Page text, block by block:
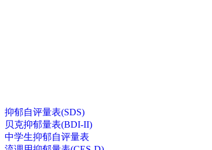
抑郁自评量表(SDS)
贝克抑郁量表(BDI-II)
中学生抑郁自评量表